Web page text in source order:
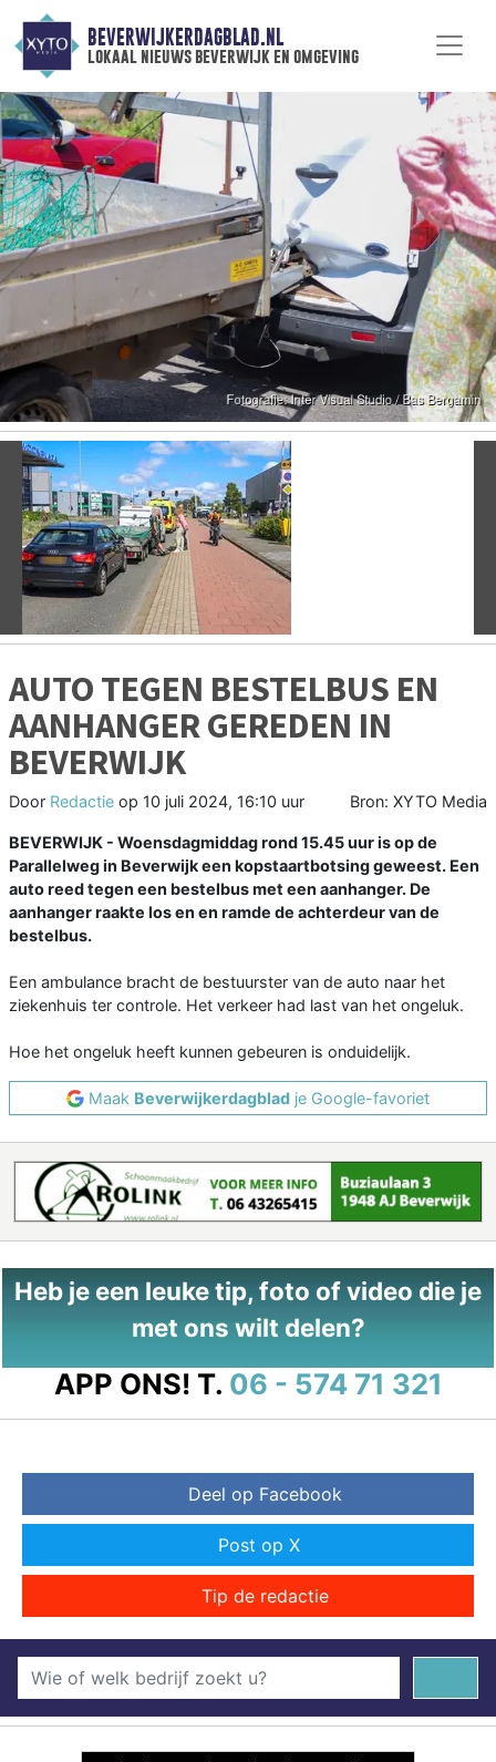
BEVERWIJKERDAGBLAD.NL
lokaal nieuws beverwijk en omgeving
Vorige
AUTO TEGEN BESTELBUS EN
AANHANGER GEREDEN IN
BEVERWIJK
Door Redactie op 10 juli 2024, 16:10 uur Bron: XYTO Media
BEVERWIJK - Woensdagmiddag rond 15.45 uur is op de
Parallelweg in Beverwijk een kopstaartbotsing geweest. Een
auto reed tegen een bestelbus met een aanhanger. De
aanhanger raakte los en en ramde de achterdeur van de
bestelbus.
Een ambulance bracht de bestuurster van de auto naar het
ziekenhuis ter controle. Het verkeer had last van het ongeluk.
Hoe het ongeluk heeft kunnen gebeuren is onduidelijk.
Maak Beverwijkerdagblad je Google-favoriet
Heb je een leuke tip, foto of video die je
met ons wilt delen?
APP ONS! T. 06 - 574 71 321
Deel op Facebook
Post op X
Tip de redactie